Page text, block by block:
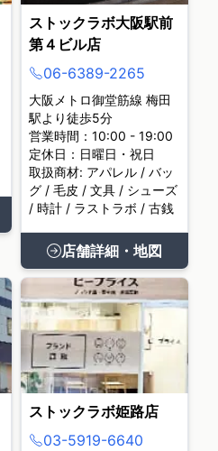
ストックラボ大阪駅前
第４ビル店
06-6389-2265
大阪メトロ御堂筋線 梅田
駅より徒歩5分
営業時間：10:00 - 19:00
定休日：日曜日・祝日
取扱商材: アパレル / バッ
グ / 毛皮 / 文具 / シューズ
/ 時計 / ラストラボ / 古銭
店舗詳細・地図
ストックラボ姫路店
03-5919-6640